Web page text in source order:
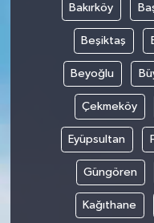
Bakırköy
Beşiktaş
Beyoğlu
Çekmeköy
Eyüpsultan
Güngören
Kağıthane